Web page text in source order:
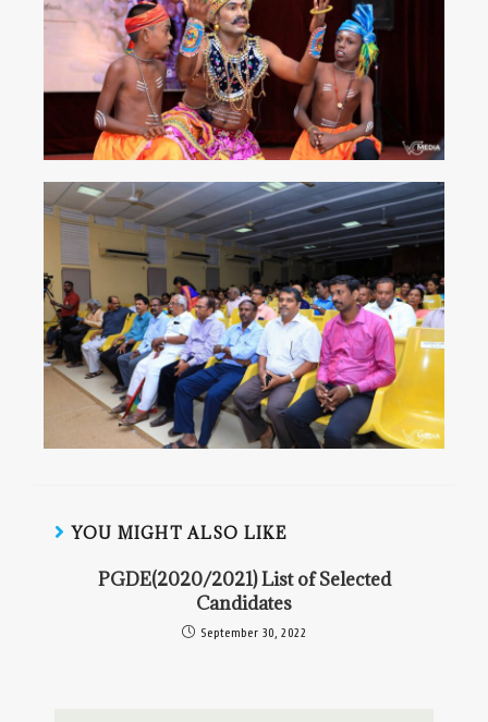
YOU MIGHT ALSO LIKE
PGDE(2020/2021) List of Selected
Candidates
September 30, 2022